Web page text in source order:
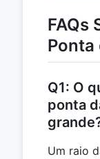
FAQs
Ponta
Q1: O
ponta
Um raio